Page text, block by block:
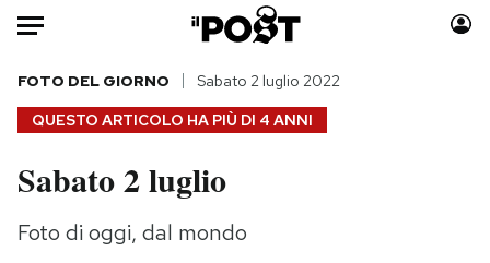
Auto
HOME
Italia
Politica
QUESTO ARTICOLO HA PIÙ DI 4 ANNI
FOTO DEL GIORNO Sabato 2 luglio 2022
Sabato 2 luglio
Foto di oggi, dal mondo